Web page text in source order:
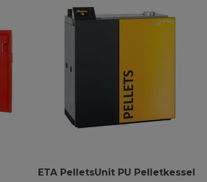
ETA PelletsUnit PU Pelletkessel